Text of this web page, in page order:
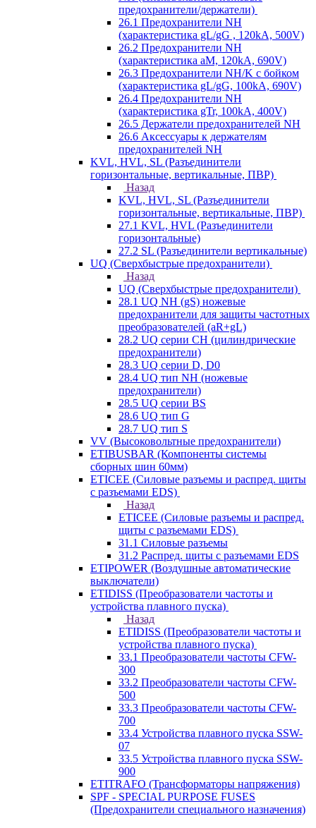
предохранители/держатели)
26.1 Предохранители NH
(характеристика gL/gG , 120kA, 500V)
26.2 Предохранители NH
(характеристика aM, 120kA, 690V)
26.3 Предохранители NH/K с бойком
(характеристика gL/gG, 100kA, 690V)
26.4 Предохранители NH
(характеристика gTr, 100kA, 400V)
26.5 Держатели предохранителей NH
26.6 Аксессуары к держателям
предохранителей NH
KVL, HVL, SL (Разъединители
горизонтальные, вертикальные, ПВР)
Назад
KVL, HVL, SL (Разъединители
горизонтальные, вертикальные, ПВР)
27.1 KVL, HVL (Разъединители
горизонтальные)
27.2 SL (Разъединители вертикальные)
UQ (Сверхбыстрые предохранители)
Назад
UQ (Сверхбыстрые предохранители)
28.1 UQ NH (gS) ножевые
предохранители для защиты частотных
преобразователей (aR+gL)
28.2 UQ серии CH (цилиндрические
предохранители)
28.3 UQ серии D, D0
28.4 UQ тип NH (ножевые
предохранители)
28.5 UQ серии BS
28.6 UQ тип G
28.7 UQ тип S
VV (Высоковольтные предохранители)
ETIBUSBAR (Компоненты системы
сборных шин 60мм)
ETICEE (Силовые разъемы и распред. щиты
с разъемами EDS)
Назад
ETICEE (Силовые разъемы и распред.
щиты с разъемами EDS)
31.1 Силовые разъемы
31.2 Распред. щиты с разъемами EDS
ETIPOWER (Воздушные автоматические
выключатели)
ETIDISS (Преобразователи частоты и
устройства плавного пуска)
Назад
ETIDISS (Преобразователи частоты и
устройства плавного пуска)
33.1 Преобразователи частоты CFW-
300
33.2 Преобразователи частоты CFW-
500
33.3 Преобразователи частоты CFW-
700
33.4 Устройства плавного пуска SSW-
07
33.5 Устройства плавного пуска SSW-
900
ETITRAFO (Трансформаторы напряжения)
SPF - SPECIAL PURPOSE FUSES
(Предохранители специального назначения)